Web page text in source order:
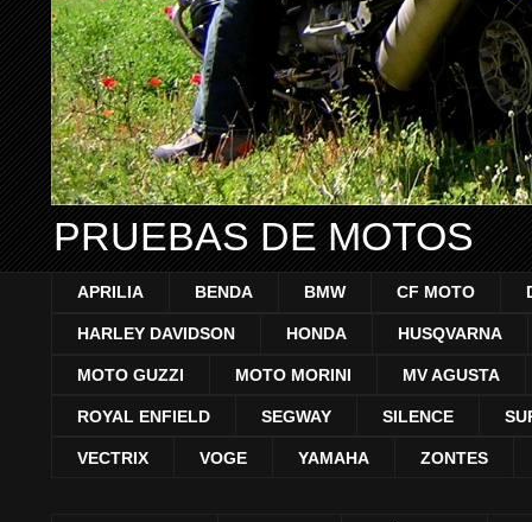
PRUEBAS DE MOTOS
APRILIA BENDA BMW CF MOTO
HARLEY DAVIDSON HONDA HUSQVARNA
MOTO GUZZI MOTO MORINI MV AGUSTA
ROYAL ENFIELD SEGWAY SILENCE
VECTRIX VOGE YAMAHA ZONTES